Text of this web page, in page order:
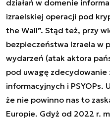
działań w domenie
izraelskiej operacji pod
the Wall”. Stąd też, przy
bezpieczeństwa Izraela w
wydarzeń (atak aktora
pod uwagę zdecydowanie
informacyjnych i PSYOPs.
że nie powinno nas to
Europie. Gdyż od 2022 r.